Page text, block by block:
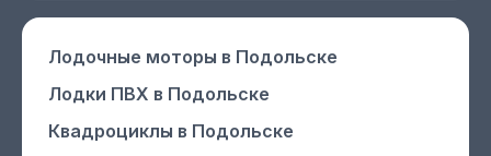
Лодочные моторы в Подольске
Лодки ПВХ в Подольске
Квадроциклы в Подольске